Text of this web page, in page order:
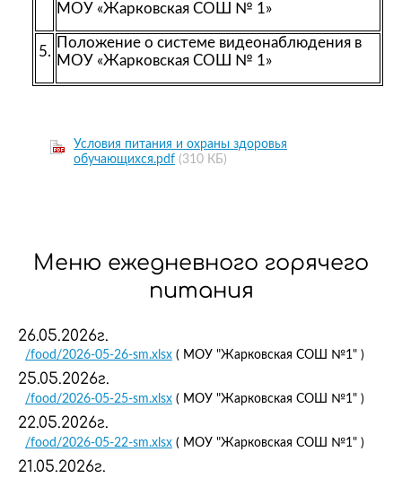
МОУ «Жарковская СОШ № 1»
5.
Положение о системе видеонаблюдения в
МОУ «Жарковская СОШ № 1»
Условия питания и охраны здоровья
обучающихся.pdf (310 КБ)
Меню ежедневного горячего
питания
26.05.2026г.
/food/2026-05-26-sm.xlsx ( МОУ "Жарковская СОШ №1" )
25.05.2026г.
/food/2026-05-25-sm.xlsx ( МОУ "Жарковская СОШ №1" )
22.05.2026г.
/food/2026-05-22-sm.xlsx ( МОУ "Жарковская СОШ №1" )
21.05.2026г.